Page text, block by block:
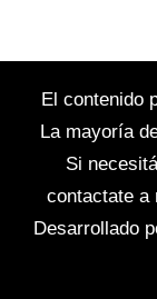
El contenido
La mayoría
Si
contactate a
Desarrollado